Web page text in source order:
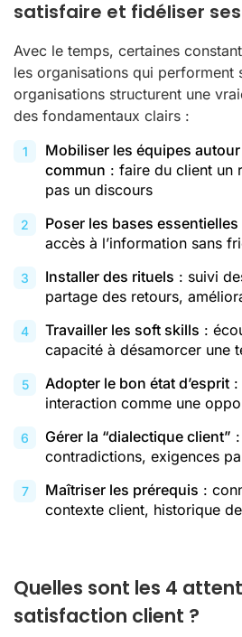
satisfaire et fidéliser
Avec le temps, certaines
les organisations qui performent
organisations structurent une
des fondamentaux clairs :
Mobiliser les équipes
commun : faire du client un
pas un discours
Poser les bases essentielles
accès à l’information sans
Installer des rituels : suivi
partage des retours,
Travailler les soft skills :
capacité à désamorcer une
Adopter le bon état d’esprit :
interaction comme une
Gérer la “dialectique client”
contradictions, exigences
Maîtriser les prérequis :
contexte client, historique
Quelles sont les 4
satisfaction client ?